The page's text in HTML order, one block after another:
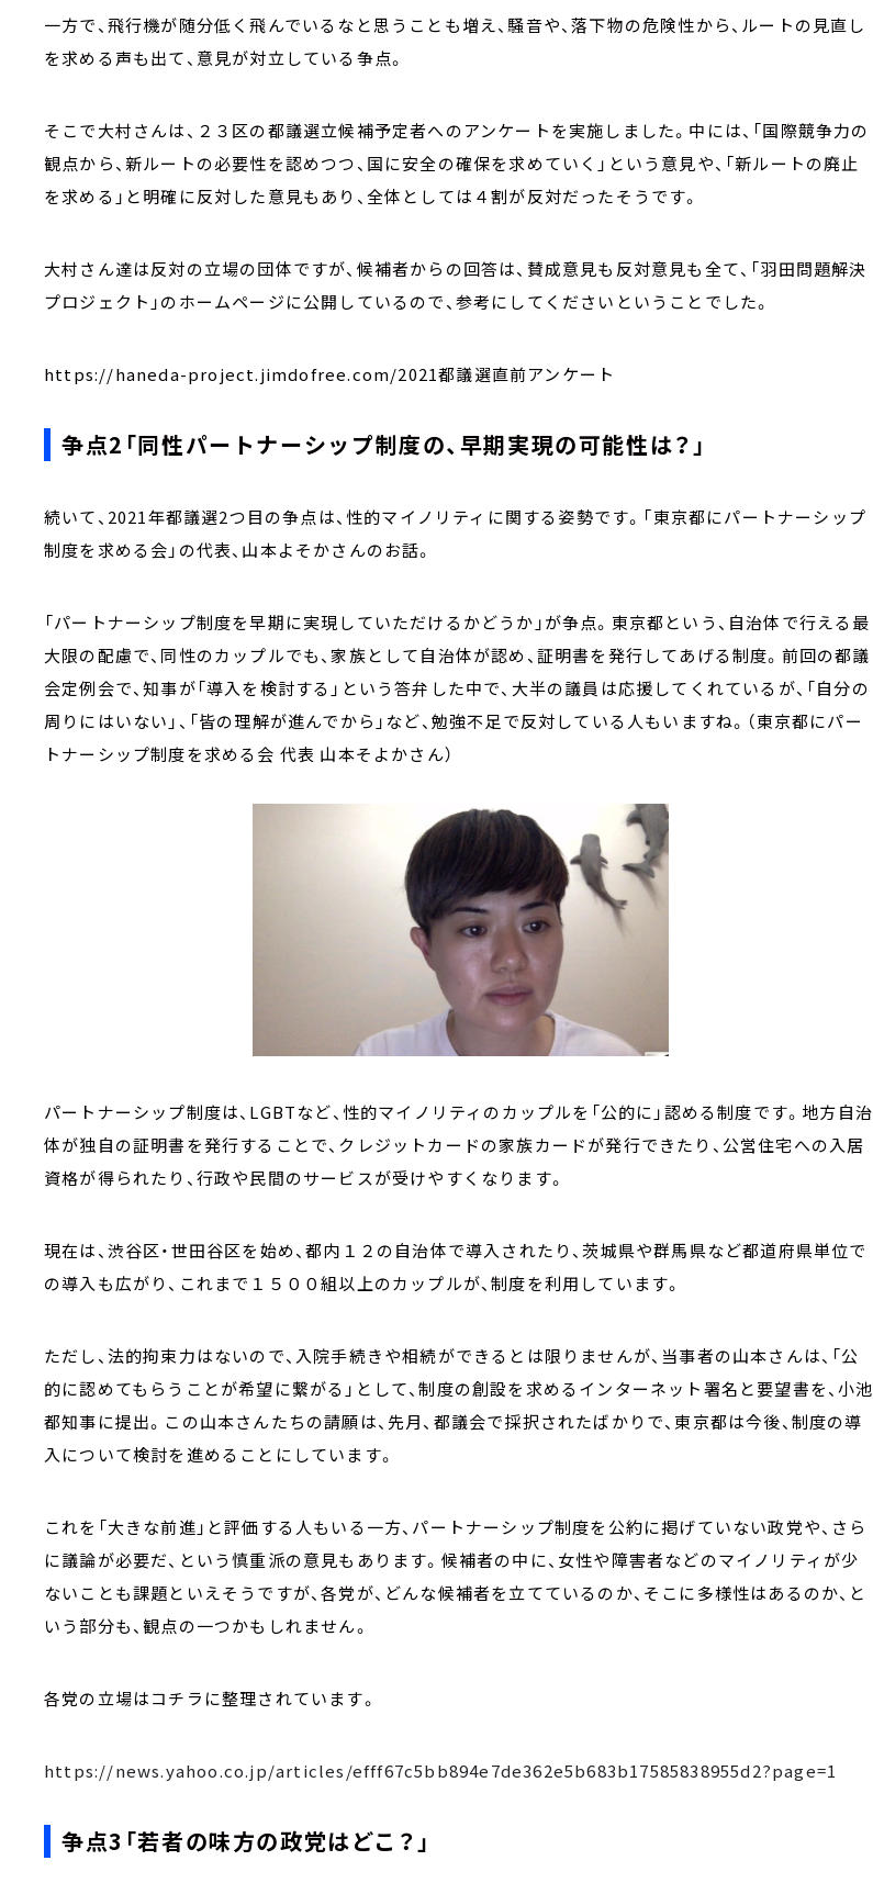
一方で、飛行機が随分低く飛んでいるなと思うことも増え、騒音や、落下物の危険性から、ルートの見直し
を求める声も出て、意見が対立している争点。
そこで大村さんは、２３区の都議選立候補予定者へのアンケートを実施しました。中には、「国際競争力の
観点から、新ルートの必要性を認めつつ、国に安全の確保を求めていく」という意見や、「新ルートの廃止
を求める」と明確に反対した意見もあり、全体としては４割が反対だったそうです。
大村さん達は反対の立場の団体ですが、候補者からの回答は、賛成意見も反対意見も全て、「羽田問題解決
プロジェクト」のホームページに公開しているので、参考にしてくださいということでした。
https://haneda-project.jimdofree.com/2021都議選直前アンケート
争点2「同性パートナーシップ制度の、早期実現の可能性は？」
続いて、2021年都議選2つ目の争点は、性的マイノリティに関する姿勢です。「東京都にパートナーシップ
制度を求める会」の代表、山本よそかさんのお話。
「パートナーシップ制度を早期に実現していただけるかどうか」が争点。東京都という、自治体で行える最
大限の配慮で、同性のカップルでも、家族として自治体が認め、証明書を発行してあげる制度。前回の都議
会定例会で、知事が「導入を検討する」という答弁した中で、大半の議員は応援してくれているが、「自分の
周りにはいない」、「皆の理解が進んでから」など、勉強不足で反対している人もいますね。（東京都にパー
トナーシップ制度を求める会 代表 山本そよかさん）
パートナーシップ制度は、LGBTなど、性的マイノリティのカップルを「公的に」認める制度です。地方自治
体が独自の証明書を発行することで、クレジットカードの家族カードが発行できたり、公営住宅への入居
資格が得られたり、行政や民間のサービスが受けやすくなります。
現在は、渋谷区・世田谷区を始め、都内１２の自治体で導入されたり、茨城県や群馬県など都道府県単位で
の導入も広がり、これまで１５００組以上のカップルが、制度を利用しています。
ただし、法的拘束力はないので、入院手続きや相続ができるとは限りませんが、当事者の山本さんは、「公
的に認めてもらうことが希望に繋がる」として、制度の創設を求めるインターネット署名と要望書を、小池
都知事に提出。この山本さんたちの請願は、先月、都議会で採択されたばかりで、東京都は今後、制度の導
入について検討を進めることにしています。
これを「大きな前進」と評価する人もいる一方、パートナーシップ制度を公約に掲げていない政党や、さら
に議論が必要だ、という慎重派の意見もあります。候補者の中に、女性や障害者などのマイノリティが少
ないことも課題といえそうですが、各党が、どんな候補者を立てているのか、そこに多様性はあるのか、と
いう部分も、観点の一つかもしれません。
各党の立場はコチラに整理されています。
https://news.yahoo.co.jp/articles/efff67c5bb894e7de362e5b683b17585838955d2?page=1
争点3「若者の味方の政党はどこ？」